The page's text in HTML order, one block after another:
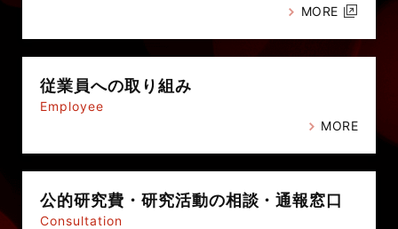
MORE
従業員への取り組み
Employee
MORE
公的研究費・ 研究活動の相談・通報窓口
Consultation